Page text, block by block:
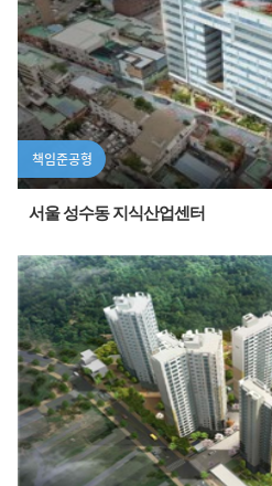
책임준공형
서울 성수동 지식산업센터